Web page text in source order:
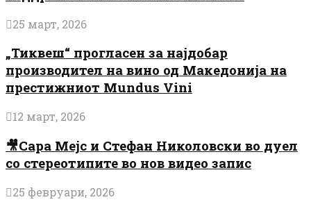
25 март, 2026
„Тиквеш“ прогласен за најдобар
производител на вино од Македонија на
престижниот Mundus Vini
12 март, 2026
🎥Сара Мејс и Стефан Николовски во дуел
со стереотипите во нов видео запис
25 февруари, 2026